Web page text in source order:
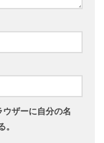
ザーに自分の名